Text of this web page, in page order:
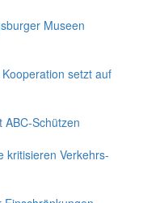
Museen
setzt auf
ABC-Schüt­zen
kritisieren Verkehrs-